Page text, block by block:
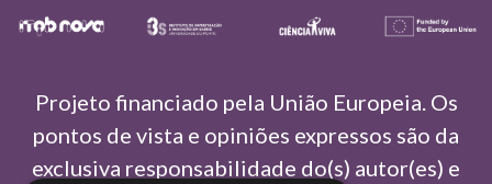
Projeto financiado pela União Europeia. Os
pontos de vista e opiniões expressos são da
exclusiva responsabilidade do(s) autor(es) e